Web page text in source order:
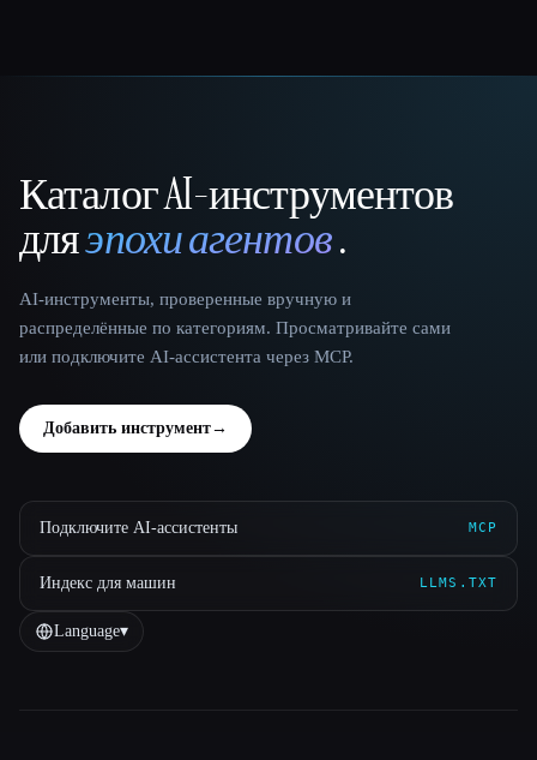
That AI Collection
Каталог AI-инструментов
дляэпохи агентов.
AI-инструменты, проверенные вручную и
распределённые по категориям. Просматривайте сами
или подключите AI-ассистента через MCP.
Добавить инструмент→
Подключите AI-ассистенты MCP
Индекс для машин LLMS.TXT
Language▾